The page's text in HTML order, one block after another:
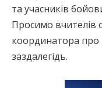
та учасників
Просимо вчителів
координатора про
заздалегідь.